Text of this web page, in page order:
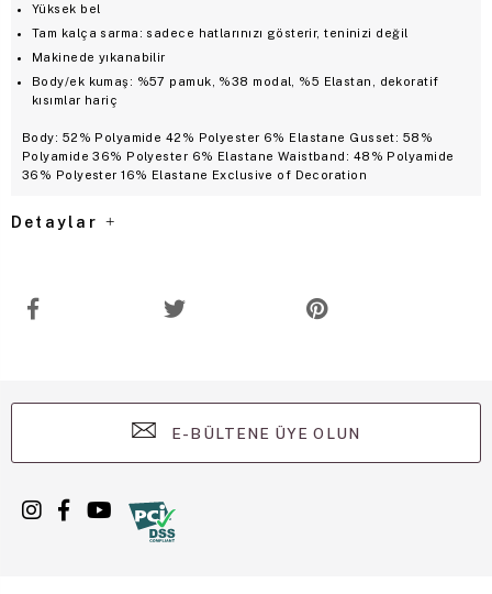
Yüksek bel
Tam kalça sarma: sadece hatlarınızı gösterir, teninizi değil
Makinede yıkanabilir
Body/ek kumaş: %57 pamuk, %38 modal, %5 Elastan, dekoratif
kısımlar hariç
Body: 52% Polyamide 42% Polyester 6% Elastane Gusset: 58%
Polyamide 36% Polyester 6% Elastane Waistband: 48% Polyamide
36% Polyester 16% Elastane Exclusive of Decoration
Detaylar
E-BÜLTENE ÜYE OLUN